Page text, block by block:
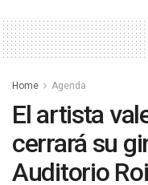
Home Agenda
El artista
cerrará su
Auditorio